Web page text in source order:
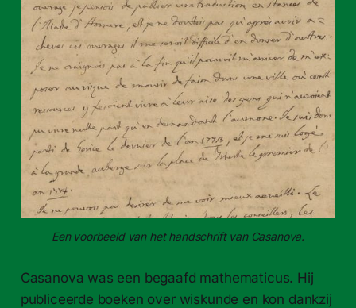
Een voorbeeld van het handschrift van Casanova.
Casanova was een begaafd mathematicus. Hij
publiceerde boeken over wiskunde en kon dankzij